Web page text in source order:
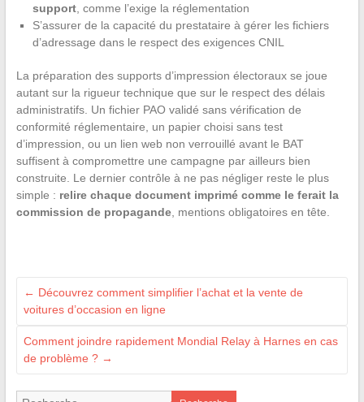
support, comme l’exige la réglementation
S’assurer de la capacité du prestataire à gérer les fichiers
d’adressage dans le respect des exigences CNIL
La préparation des supports d’impression électoraux se joue
autant sur la rigueur technique que sur le respect des délais
administratifs. Un fichier PAO validé sans vérification de
conformité réglementaire, un papier choisi sans test
d’impression, ou un lien web non verrouillé avant le BAT
suffisent à compromettre une campagne par ailleurs bien
construite. Le dernier contrôle à ne pas négliger reste le plus
simple : relire chaque document imprimé comme le ferait la
commission de propagande, mentions obligatoires en tête.
← Découvrez comment simplifier l’achat et la vente de
voitures d’occasion en ligne
Comment joindre rapidement Mondial Relay à Harnes en cas
de problème ? →